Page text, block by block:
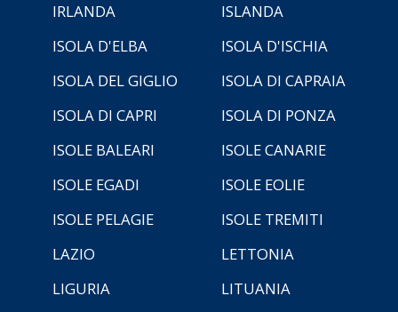
IRLANDA
ISLANDA
ISOLA D'ELBA
ISOLA D'ISCHIA
ISOLA DEL GIGLIO
ISOLA DI CAPRAIA
ISOLA DI CAPRI
ISOLA DI PONZA
ISOLE BALEARI
ISOLE CANARIE
ISOLE EGADI
ISOLE EOLIE
ISOLE PELAGIE
ISOLE TREMITI
LAZIO
LETTONIA
LIGURIA
LITUANIA